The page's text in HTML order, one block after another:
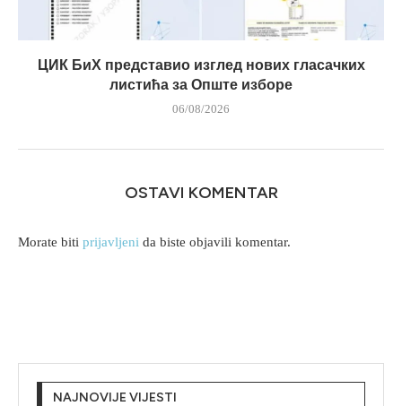
ЦИК БиХ представио изглед нових гласачких
листића за Опште изборе
06/08/2026
OSTAVI KOMENTAR
Morate biti prijavljeni da biste objavili komentar.
NAJNOVIJE VIJESTI